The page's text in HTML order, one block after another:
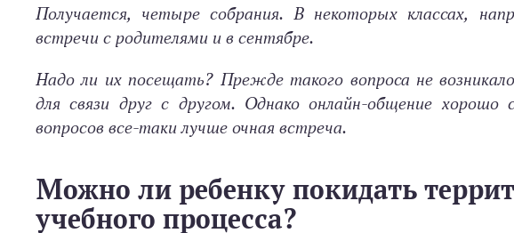
Получается, четыре собрания. В некоторых классах,
встречи с родителями и в сентябре.
Надо ли их посещать? Прежде такого вопроса не
для связи друг с другом. Однако онлайн-общение
вопросов все-таки лучше очная встреча.
Можно ли ребенку покидать
учебного процесса?